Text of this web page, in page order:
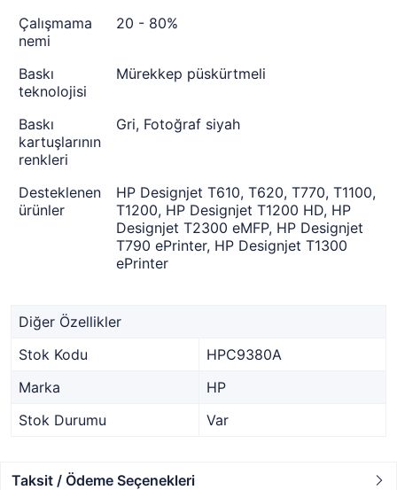
Çalışmama
nemi
20 - 80%
Baskı
teknolojisi
Mürekkep püskürtmeli
Baskı
kartuşlarının
renkleri
Gri, Fotoğraf siyah
Desteklenen
ürünler
HP Designjet T610, T620, T770, T1100,
T1200, HP Designjet T1200 HD, HP
Designjet T2300 eMFP, HP Designjet
T790 ePrinter, HP Designjet T1300
ePrinter
Diğer Özellikler
Stok Kodu
HPC9380A
Marka
HP
Stok Durumu
Var
Taksit / Ödeme Seçenekleri